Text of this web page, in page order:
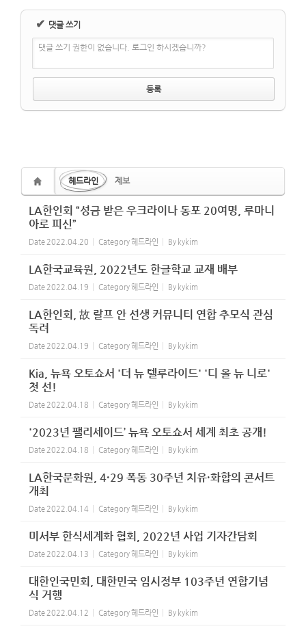
✔ 댓글 쓰기
댓글 쓰기 권한이 없습니다. 로그인 하시겠습니까?
헤드라인 제보
LA한인회 “성금 받은 우크라이나 동포 20여명, 루마니
아로 피신”
Date 2022.04.20 Category헤드라인 By kykim
LA한국교육원, 2022년도 한글학교 교재 배부
Date 2022.04.19 Category헤드라인 By kykim
LA한인회, 故 랄프 안 선생 커뮤니티 연합 추모식 관심
독려
Date 2022.04.19 Category헤드라인 By kykim
Kia, 뉴욕 오토쇼서 '더 뉴 텔루라이드' '디 올 뉴 니로'
첫 선!
Date 2022.04.18 Category헤드라인 By kykim
'2023년 팰리세이드’ 뉴욕 오토쇼서 세계 최초 공개!
Date 2022.04.18 Category헤드라인 By kykim
LA한국문화원, 4·29 폭동 30주년 치유·화합의 콘서트
개최
Date 2022.04.14 Category헤드라인 By kykim
미서부 한식세계화 협회, 2022년 사업 기자간담회
Date 2022.04.13 Category헤드라인 By kykim
대한인국민회, 대한민국 임시정부 103주년 연합기념
식 거행
Date 2022.04.12 Category헤드라인 By kykim